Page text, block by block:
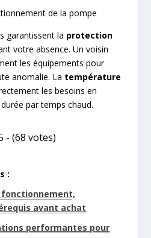
de la pompe
garantissent la protection
votre absence. Un voisin
les équipements pour
anomalie. La température
les besoins en
par temps chaud.
- (68 votes)
:
fonctionnement,
avant achat
performantes pour